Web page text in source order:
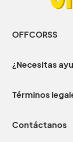
OFFCORSS
¿Necesitas
Términos
Contáctanos